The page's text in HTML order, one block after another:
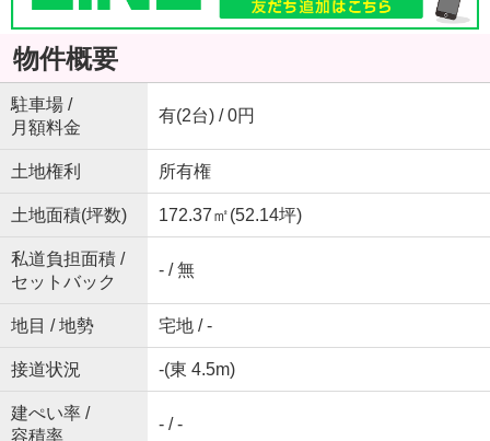
物件概要
駐車場 /
月額料金
有(2台) / 0円
土地権利 所有権
土地面積(坪数) 172.37㎡(52.14坪)
私道負担面積 /
セットバック
- / 無
地目 / 地勢 宅地 / -
接道状況 -(東 4.5m)
建ぺい率 /
容積率
- / -